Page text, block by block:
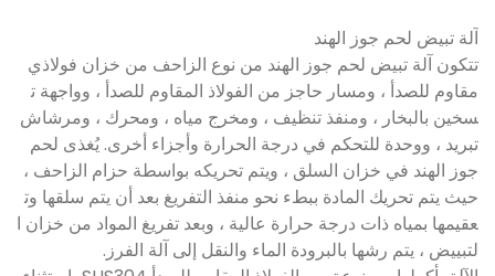
آلة تبيض لحم جوز الهند
تتكون آلة تبيض لحم جوز الهند من نوع الزاحف من خزان فولاذي
مقاوم للصدأ ، ومسار حاجز من الفولاذ المقاوم للصدأ ، وواجهة ت
سخين بالبخار ، ومنفذ تنظيف ، ومخرج مياه ، ومحرك ، ومرشاش
تبريد ، ووحدة للتحكم في درجة الحرارة وأجزاء أخرى. يُغذى لحم
جوز الهند في خزان السلق ، ويتم تحريكه بواسطة حزام الزاحف ،
حيث يتم تحريك المادة ببطء نحو منفذ التفريغ بعد أن يتم سلقها وت
عقيمها بمياه ذات درجة حرارة عالية ، وبعد تفريغ المواد من خزان ا
لتبييض ، يتم رشها بالبرودة الماء والنقل إلى آلة الفرز.